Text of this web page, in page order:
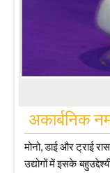
अकार्बनिक
मोनो, डाई और ट्राई
उद्योगों में इसके